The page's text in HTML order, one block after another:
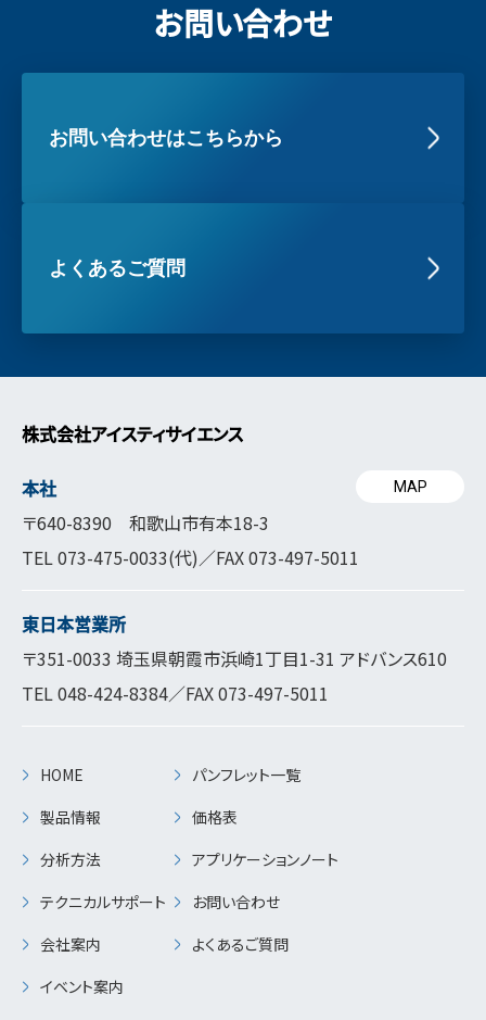
お問い合わせ
お問い合わせはこちらから
よくあるご質問
株式会社アイスティサイエンス
本社
〒640-8390 和歌山市有本18-3
TEL073-475-0033(代)／FAX 073-497-5011
MAP
東日本営業所
〒351-0033 埼玉県朝霞市浜崎1丁目1-31 アドバンス610
TEL048-424-8384／FAX 073-497-5011
HOME
製品情報
分析方法
テクニカルサポート
会社案内
イベント案内
パンフレット一覧
価格表
アプリケーションノート
お問い合わせ
よくあるご質問